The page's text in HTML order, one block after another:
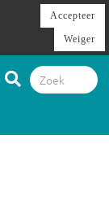
Accepteer
Weiger